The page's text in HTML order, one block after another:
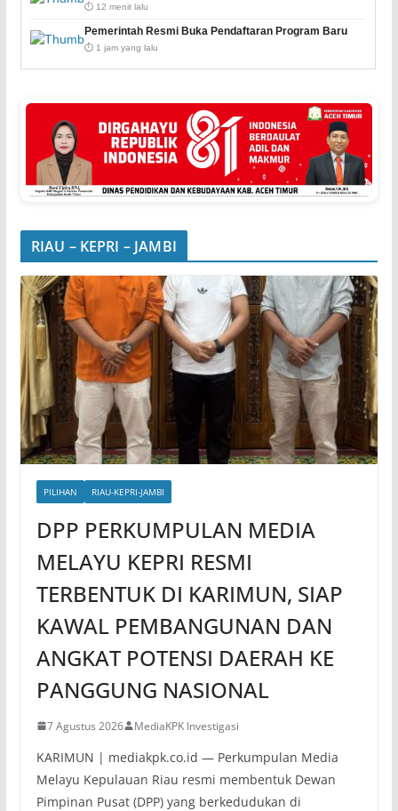
⏱️ 12 menit lalu
Pemerintah Resmi Buka Pendaftaran Program Baru
⏱️ 1 jam yang lalu
RIAU – KEPRI – JAMBI
PILIHAN RIAU-KEPRI-JAMBI
DPP PERKUMPULAN MEDIA
MELAYU KEPRI RESMI
TERBENTUK DI KARIMUN, SIAP
KAWAL PEMBANGUNAN DAN
ANGKAT POTENSI DAERAH KE
PANGGUNG NASIONAL
7 Agustus 2026 MediaKPK Investigasi
KARIMUN | mediakpk.co.id — Perkumpulan Media
Melayu Kepulauan Riau resmi membentuk Dewan
Pimpinan Pusat (DPP) yang berkedudukan di